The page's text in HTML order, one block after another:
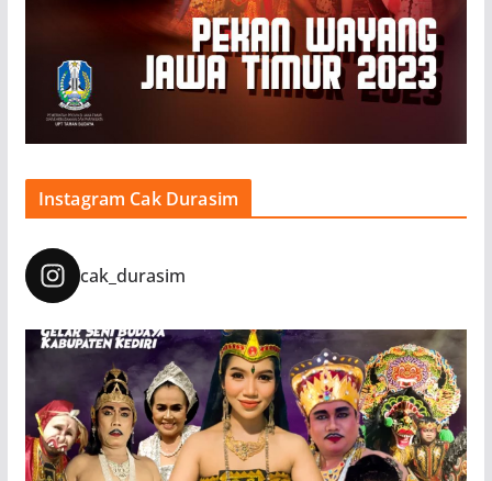
Instagram Cak Durasim
cak_durasim